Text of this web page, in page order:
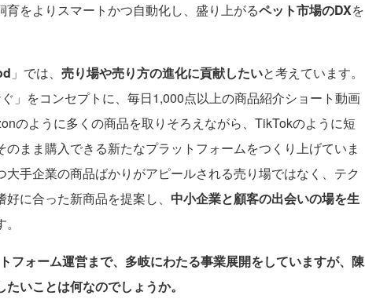
をよりスマートかつ自動化し、盛り上がるペット市場のDXを
」では、 売り場や売り方の進化に貢献したいと考えています。
ぐ」をコンセプトに、毎日1,000点以上の商品紹介ショート動画
のように多くの商品を取りそろえながら、TikTokのように短
のまま購入できる新たなプラットフォームをつくり上げていま
手企業の商品ばかりがアピールされる売り場ではなく、テク
に合った新商品を提案し、 中小企業と顧客の出会いの場を生
フォーム運営まで、多岐にわたる事業展開をしていますが、陳
いことは何なのでしょうか。